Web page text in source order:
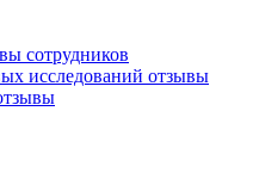
сотрудников
исследований отзывы